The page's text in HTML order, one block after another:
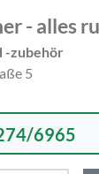
- alles
-zubehör
5
6965